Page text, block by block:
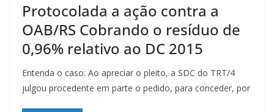
Protocolada a ação contra a
OAB/RS Cobrando o resíduo de
0,96% relativo ao DC 2015
Entenda o caso: Ao apreciar o pleito, a SDC do TRT/4
julgou procedente em parte o pedido, para conceder, por